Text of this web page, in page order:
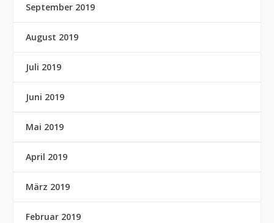
September 2019
August 2019
Juli 2019
Juni 2019
Mai 2019
April 2019
März 2019
Februar 2019